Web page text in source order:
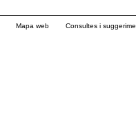
Mapa web Consultes i